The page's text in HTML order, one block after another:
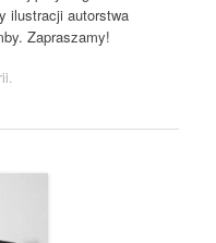
ilustracji autorstwa
Zapraszamy!